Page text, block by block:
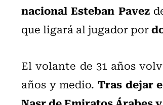
nacional Esteban Pavez
que ligará al jugador por
El volante de 31 años
años y medio.Tras dejar